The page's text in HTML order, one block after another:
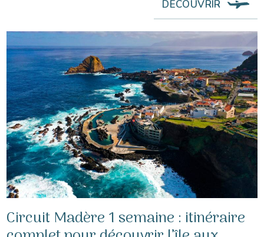
DÉCOUVRIR
Circuit Madère 1 semaine : itinéraire